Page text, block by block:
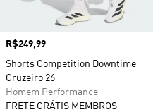
Preço
R$249,99
Shorts Competition Downtime
Cruzeiro 26
Homem Performance
FRETE GRÁTIS MEMBROS